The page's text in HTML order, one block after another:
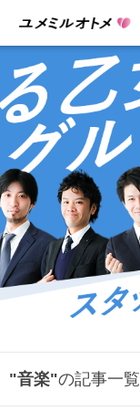
"音楽"の記事一覧